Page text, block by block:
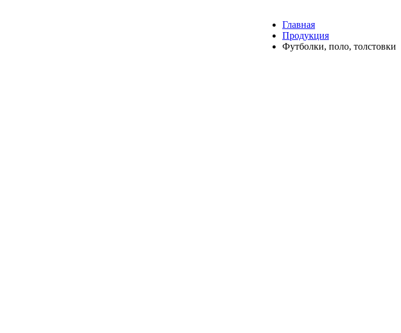
Главная
Продукция
Футболки, поло, толстовки